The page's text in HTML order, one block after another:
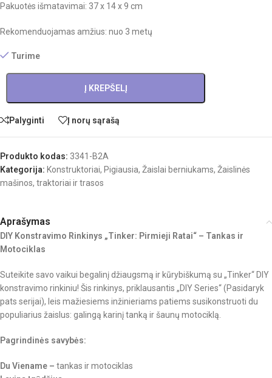
Pakuotės išmatavimai: 37 x 14 x 9 cm
Rekomenduojamas amžius: nuo 3 metų
Turime
Į KREPŠELĮ
Palyginti Į norų sąrašą
Produkto kodas: 3341-B2A
Kategorija: Konstruktoriai, Pigiausia, Žaislai berniukams, Žaislinės
mašinos, traktoriai ir trasos
Aprašymas
DIY Konstravimo Rinkinys „Tinker: Pirmieji Ratai“ – Tankas ir
Motociklas
Suteikite savo vaikui begalinį džiaugsmą ir kūrybiškumą su „Tinker“ DIY
konstravimo rinkiniu! Šis rinkinys, priklausantis „DIY Series“ (Pasidaryk
pats serijai), leis mažiesiems inžinieriams patiems susikonstruoti du
populiarius žaislus: galingą karinį tanką ir šaunų motociklą.
Pagrindinės savybės:
Du Viename – tankas ir motociklas